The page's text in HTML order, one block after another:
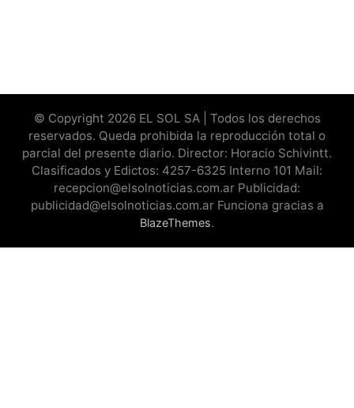
© Copyright 2026 EL SOL SA | Todos los derechos
reservados. Queda prohibida la reproducción total o
parcial del presente diario. Director: Horacio Schivintt.
Clasificados y Edictos: 4257-6325 Interno 101 Mail:
recepcion@elsolnoticias.com.ar Publicidad:
publicidad@elsolnoticias.com.ar Funciona gracias a
BlazeThemes.